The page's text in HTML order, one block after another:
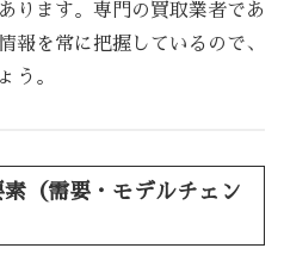
ります。専門の買取業者であ
報を常に把握しているので、
う。
（需要・モデルチェン